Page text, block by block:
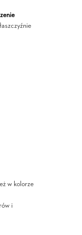
w kolorze
i